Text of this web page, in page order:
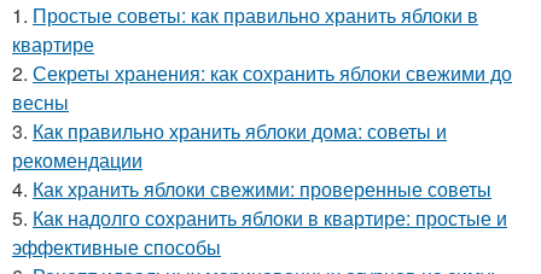
1. Простые советы: как правильно хранить яблоки в
квартире
2. Секреты хранения: как сохранить яблоки свежими до
весны
3. Как правильно хранить яблоки дома: советы и
рекомендации
4. Как хранить яблоки свежими: проверенные советы
5. Как надолго сохранить яблоки в квартире: простые и
эффективные способы